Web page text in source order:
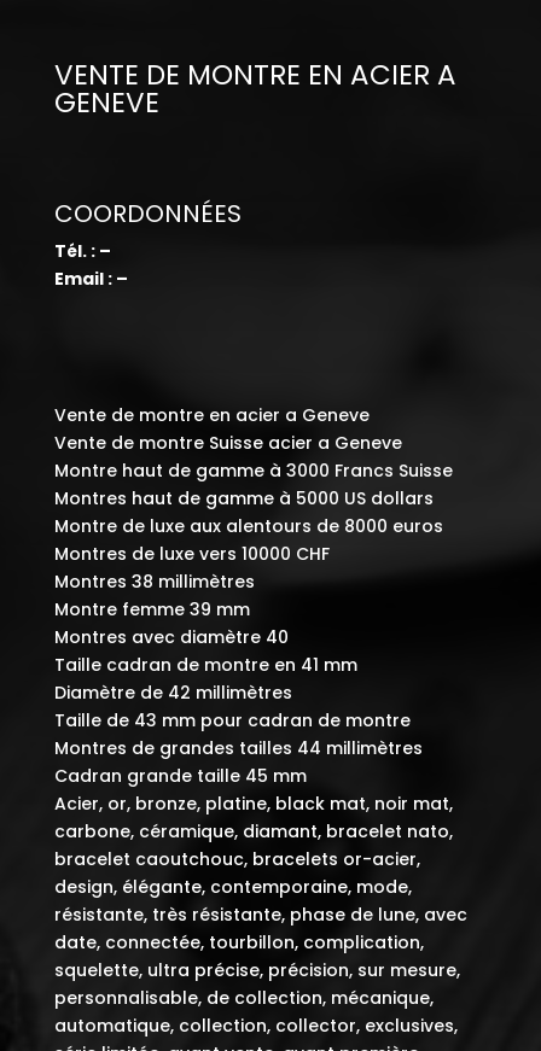
VENTE DE MONTRE EN ACIER A
GENEVE
COORDONNÉES
Tél. : –
Email : –
Vente de montre en acier a Geneve
Vente de montre Suisse acier a Geneve
Montre haut de gamme à 3000 Francs Suisse
Montres haut de gamme à 5000 US dollars
Montre de luxe aux alentours de 8000 euros
Montres de luxe vers 10000 CHF
Montres 38 millimètres
Montre femme 39 mm
Montres avec diamètre 40
Taille cadran de montre en 41 mm
Diamètre de 42 millimètres
Taille de 43 mm pour cadran de montre
Montres de grandes tailles 44 millimètres
Cadran grande taille 45 mm
Acier, or, bronze, platine, black mat, noir mat,
carbone, céramique, diamant, bracelet nato,
bracelet caoutchouc, bracelets or-acier,
design, élégante, contemporaine, mode,
résistante, très résistante, phase de lune, avec
date, connectée, tourbillon, complication,
squelette, ultra précise, précision, sur mesure,
personnalisable, de collection, mécanique,
automatique, collection, collector, exclusives,